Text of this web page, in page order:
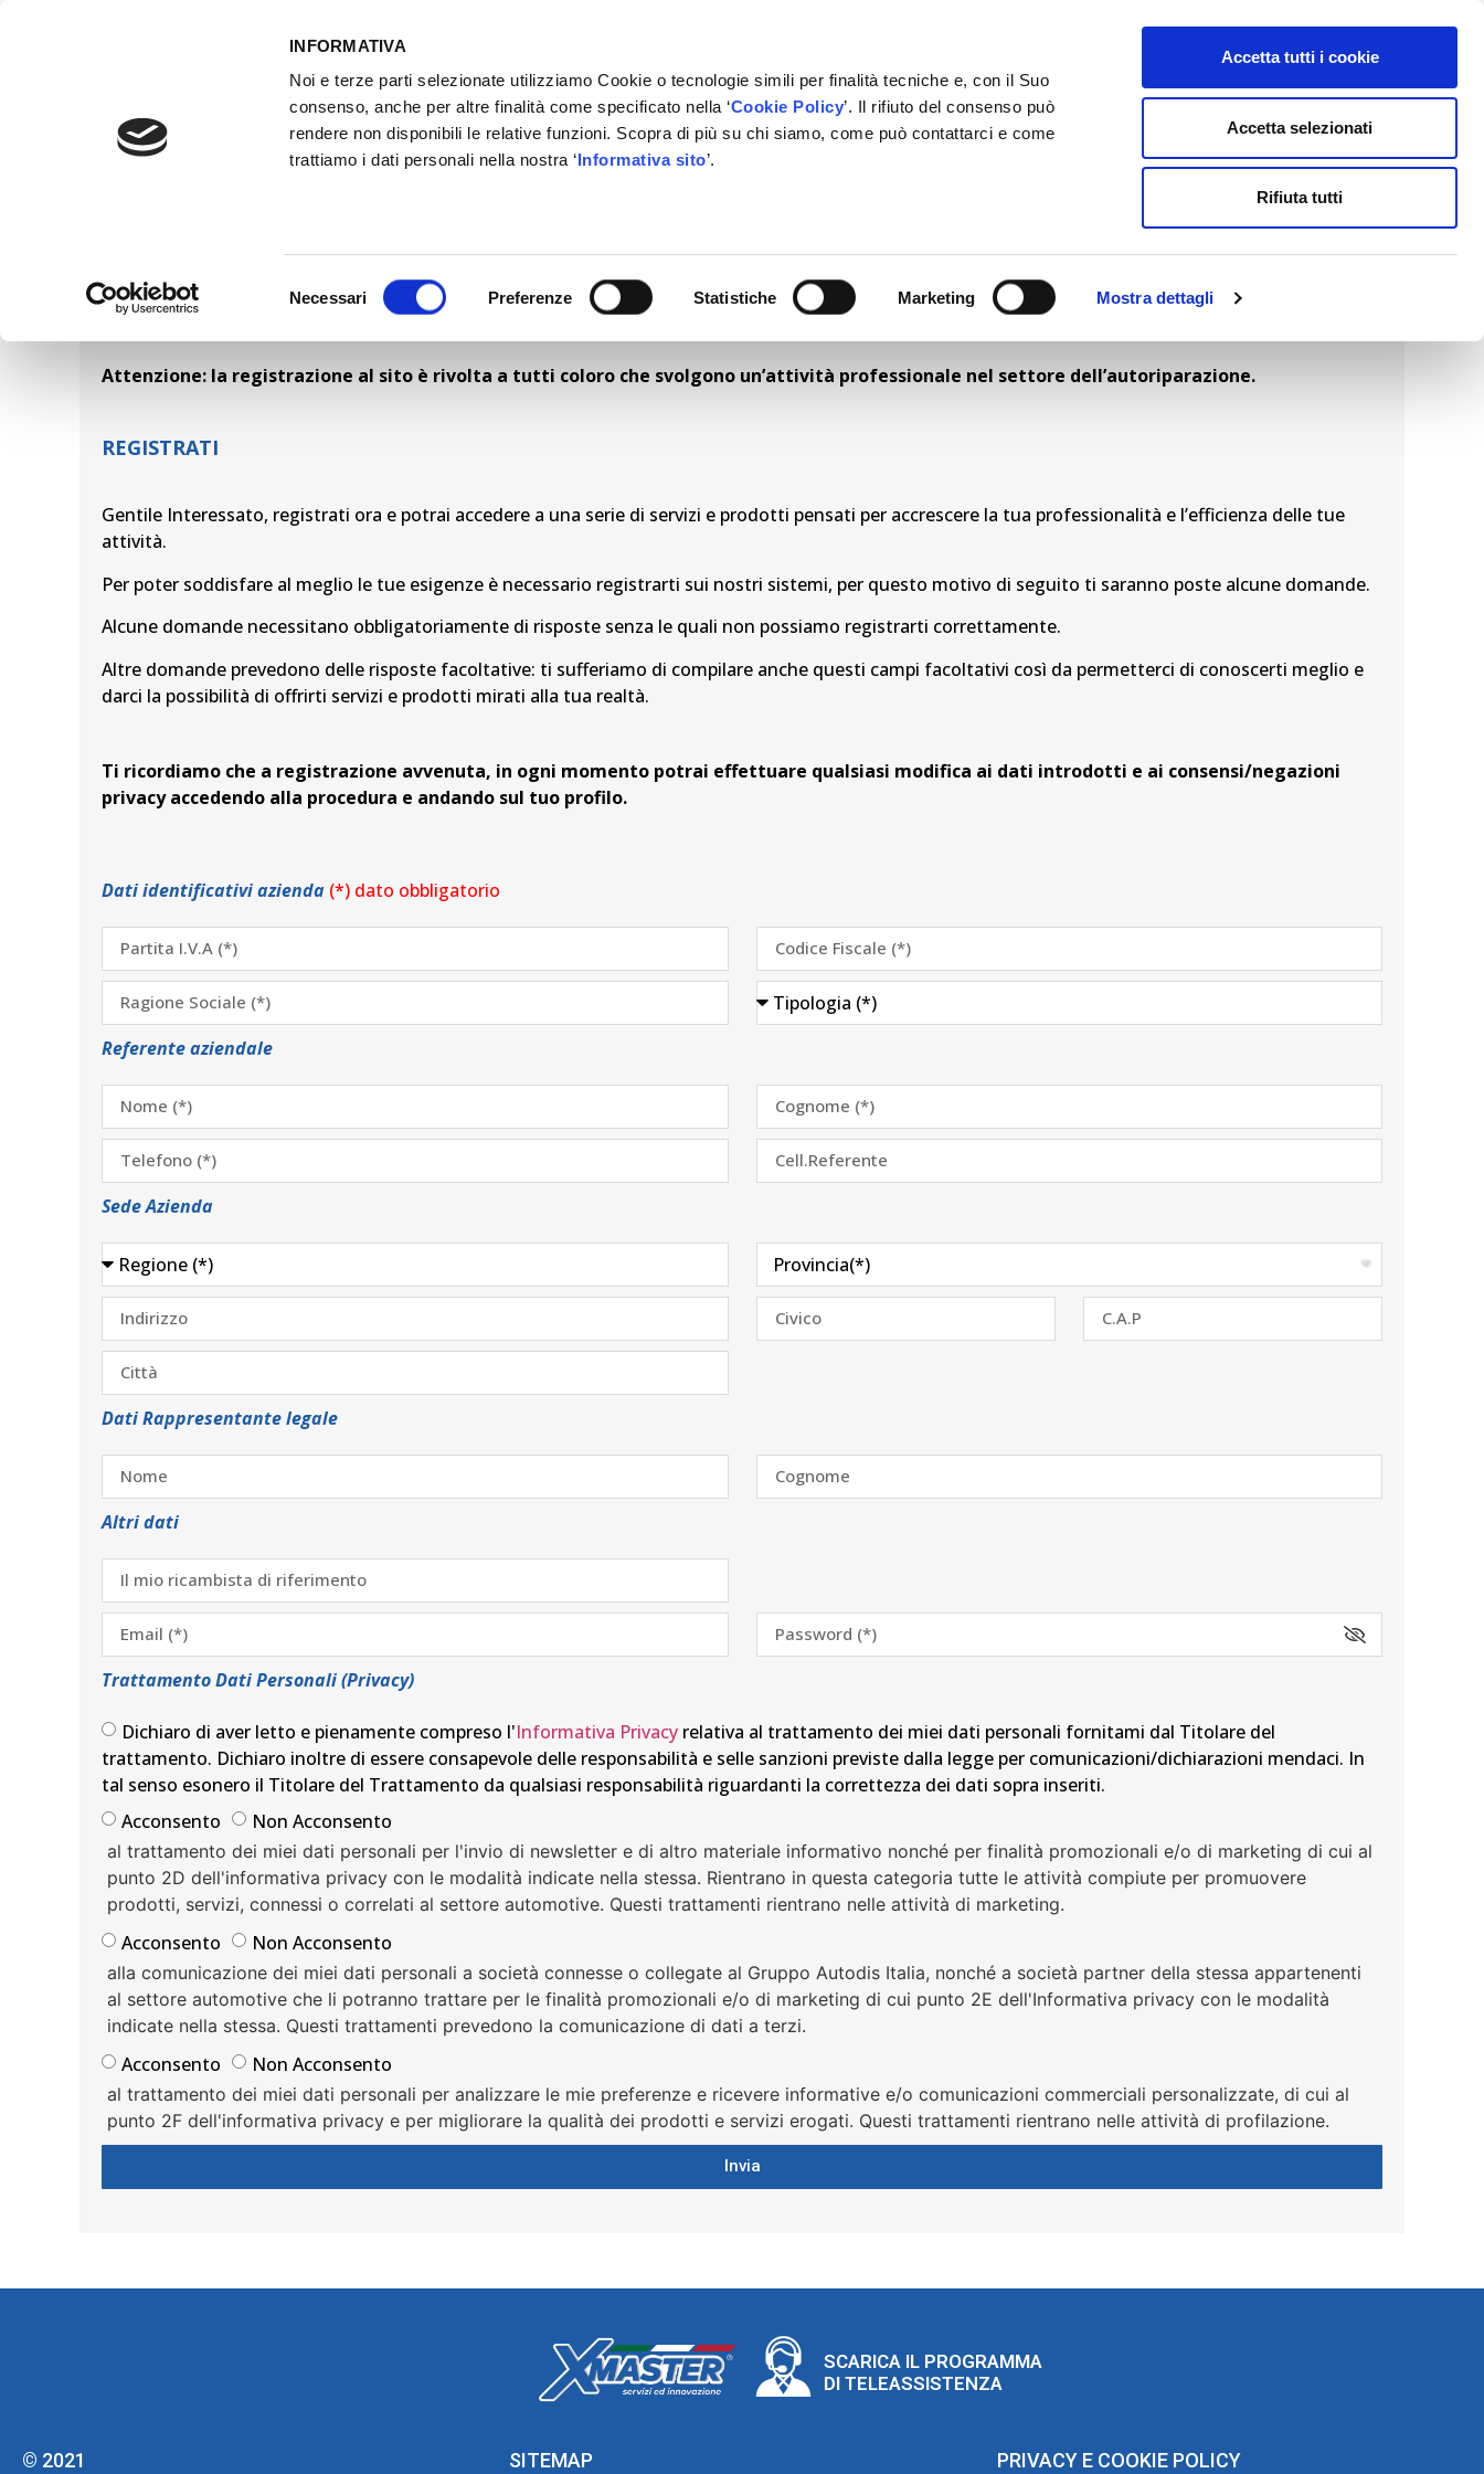
INFORMATIVA
Noi e terze parti selezionate utilizziamo Cookie o tecnologie simili per finalità tecniche e, con il Suo
consenso, anche per altre finalità come specificato nella ‘Cookie Policy’. Il rifiuto del consenso può
rendere non disponibili le relative funzioni. Scopra di più su chi siamo, come può contattarci e come
trattiamo i dati personali nella nostra ‘Informativa sito’.
del
Necessari Preferenze Statistiche Marketing Mostra dettagli
Accetta tutti i cookie
Accetta selezionati
Rifiuta tutti
ACCESSO GESTIONALE
ACCEDI E CONTATTACI
NUOVO UTENTE
Attenzione: la registrazione al sito è rivolta a tutti coloro che svolgono un’attività professionale nel settore dell’autoriparazione.
REGISTRATI
Gentile Interessato, registrati ora e potrai accedere a una serie di servizi e prodotti pensati per accrescere la tua professionalità e l’efficienza delle tue
attività.
Per poter soddisfare al meglio le tue esigenze è necessario registrarti sui nostri sistemi, per questo motivo di seguito ti saranno poste alcune domande.
Alcune domande necessitano obbligatoriamente di risposte senza le quali non possiamo registrarti correttamente.
Altre domande prevedono delle risposte facoltative: ti sufferiamo di compilare anche questi campi facoltativi così da permetterci di conoscerti meglio e
darci la possibilità di offrirti servizi e prodotti mirati alla tua realtà.
Ti ricordiamo che a registrazione avvenuta, in ogni momento potrai effettuare qualsiasi modifica ai dati introdotti e ai consensi/negazioni
privacy accedendo alla procedura e andando sul tuo profilo.
Dati identificativi azienda (*) dato obbligatorio
Referente aziendale
Sede Azienda
Dati Rappresentante legale
Altri dati
Trattamento Dati Personali (Privacy)
Dichiaro di aver letto e pienamente compreso l'Informativa Privacy relativa al trattamento dei miei dati personali fornitami dal Titolare del
trattamento. Dichiaro inoltre di essere consapevole delle responsabilità e selle sanzioni previste dalla legge per comunicazioni/dichiarazioni mendaci. In
tal senso esonero il Titolare del Trattamento da qualsiasi responsabilità riguardanti la correttezza dei dati sopra inseriti.
Acconsento
Non Acconsento
al trattamento dei miei dati personali per l'invio di newsletter e di altro materiale informativo nonché per finalità promozionali e/o di marketing di cui al
punto 2D dell'informativa privacy con le modalità indicate nella stessa. Rientrano in questa categoria tutte le attività compiute per promuovere
prodotti, servizi, connessi o correlati al settore automotive. Questi trattamenti rientrano nelle attività di marketing.
Acconsento Non Acconsento
alla comunicazione dei miei dati personali a società connesse o collegate al Gruppo Autodis Italia, nonché a società partner della stessa appartenenti
al settore automotive che li potranno trattare per le finalità promozionali e/o di marketing di cui punto 2E dell'Informativa privacy con le modalità
indicate nella stessa. Questi trattamenti prevedono la comunicazione di dati a terzi.
Acconsento Non Acconsento
al trattamento dei miei dati personali per analizzare le mie preferenze e ricevere informative e/o comunicazioni commerciali personalizzate, di cui al
punto 2F dell'informativa privacy e per migliorare la qualità dei prodotti e servizi erogati. Questi trattamenti rientrano nelle attività di profilazione.
Invia
SCARICA IL PROGRAMMA
DI TELEASSISTENZA
© 2021 SITEMAP PRIVACY E COOKIE POLICY